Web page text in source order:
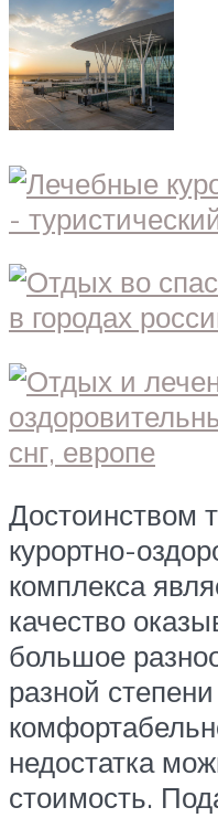
Достоинством
курортно-
комплекса
качество
большое
разной степени
недостатка
стоимость.